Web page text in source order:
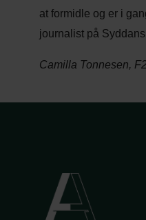
at formidle og er i
journalist på
Camilla Tonnesen,